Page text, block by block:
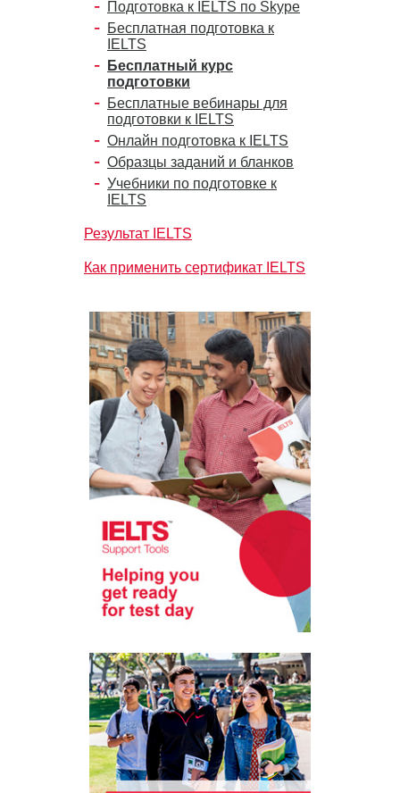
Подготовка к IELTS по Skype
Бесплатная подготовка к
IELTS
Бесплатный курс
подготовки
Бесплатные вебинары для
подготовки к IELTS
Онлайн подготовка к IELTS
Образцы заданий и бланков
Учебники по подготовке к
IELTS
Результат IELTS
Как применить сертификат IELTS